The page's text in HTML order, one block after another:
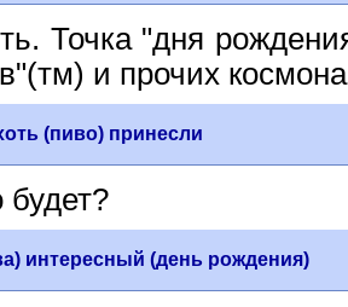
Точка "дня
и прочих
(пиво) принесли
будет?
интересный (день рождения)